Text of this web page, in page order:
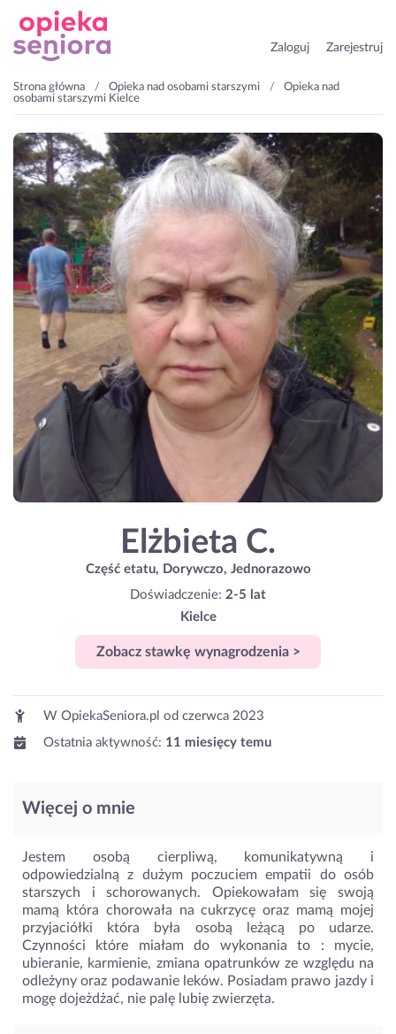
Zaloguj Zarejestruj
Strona główna Opieka nad osobami starszymi
Opieka nad
osobami starszymi Kielce
Elżbieta C.
Część etatu, Dorywczo, Jednorazowo
Doświadczenie: 2-5 lat
Kielce
Zobacz stawkę wynagrodzenia >
W OpiekaSeniora.pl od czerwca 2023
Ostatnia aktywność: 11 miesięcy temu
Więcej o mnie
Jestem osobą cierpliwą, komunikatywną i
odpowiedzialną z dużym poczuciem empatii do osób
starszych i schorowanych. Opiekowałam się swoją
mamą która chorowała na cukrzycę oraz mamą mojej
przyjaciółki która była osobą leżącą po udarze.
Czynności które miałam do wykonania to : mycie,
ubieranie, karmienie, zmiana opatrunków ze względu na
odleżyny oraz podawanie leków. Posiadam prawo jazdy i
mogę dojeżdżać, nie palę lubię zwierzęta.